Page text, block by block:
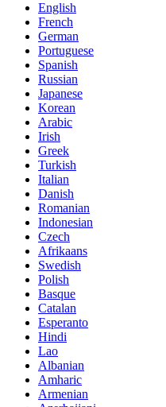
English
French
German
Portuguese
Spanish
Russian
Japanese
Korean
Arabic
Irish
Greek
Turkish
Italian
Danish
Romanian
Indonesian
Czech
Afrikaans
Swedish
Polish
Basque
Catalan
Esperanto
Hindi
Lao
Albanian
Amharic
Armenian